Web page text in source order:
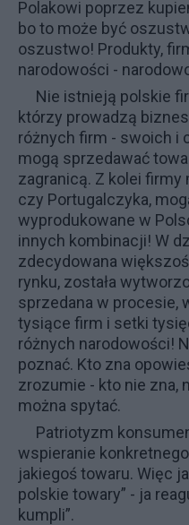
Polakowi poprzez
bo to może być
oszustwo! Produkty,
narodowości -
Nie istnieją polskie
którzy prowadzą
różnych firm - swoich i
mogą sprzedawać
zagranicą. Z kolei firmy
czy Portugalczyka,
wyprodukowane w
innych kombinacji! W
zdecydowana
rynku, została
sprzedana w procesie,
tysiące firm i setki
różnych narodowości!
poznać. Kto zna
zrozumie - kto nie zna,
można spytać.
Patriotyzm
wspieranie
jakiegoś towaru. Więc
polskie towary” - ja
kumpli”.